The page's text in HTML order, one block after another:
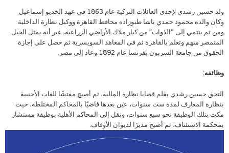
ولد حسين رشدي لإحدى العائلات التركية عام 1863 في عهد الخديو إسماعيل
وكان والده محمود حمدي باشا طبوزاده محافظ القاهرة ووكيل نظارة الداخلية
ومن ثم ينتمي إلى “الذوات” من كبار ملاك الأراضي الزراعية، غير أنه يمثل الجيل
المتمصر منهم وتعلم بالقاهرة ثم فى المعاهد السويسرية ثم حصل على إجازة
الحقوق من جامعة السربون بفرنسا عام 1892 وعاد إلى مصر.
وظائفه:
التحق حسين رشدي بقلم قضايا نظارة المالية، ثم أصبح مفتشًا للغات الأجنبية
بنظارة المعارف لمدة ست سنوات، عين بعدها قاضيًا بالمحاكم المختلطة، حيث
مكث بتلك الوظيفة نحو سبع سنوات، ونقل إلى المحاكم الأهلية بوظيفة مستشار
بمحكمة الاستئناف، ثم أصبح مديرًا لديوان الأوقاف.